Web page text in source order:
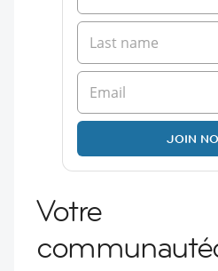
JOIN
Votre